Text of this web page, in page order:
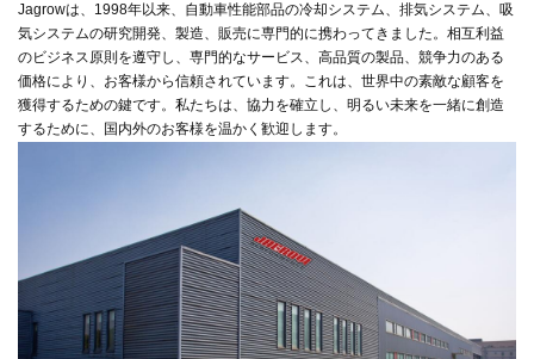
Jagrowは、1998年以来、自動車性能部品の冷却システム、排気システム、吸
気システムの研究開発、製造、販売に専門的に携わってきました。 相互利益
のビジネス原則を遵守し、専門的なサービス、高品質の製品、競争力のある
価格により、お客様から信頼されています。 これは、世界中の素敵な顧客を
獲得するための鍵です。 私たちは、協力を確立し、明るい未来を一緒に創造
するために、国内外のお客様を温かく歓迎します。